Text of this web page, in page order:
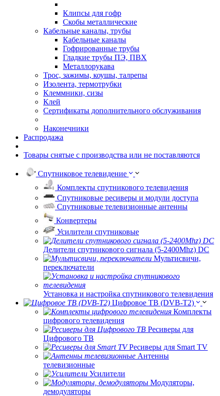
Клипсы для гофр
Скобы металлические
Кабельные каналы, трубы
Кабельные каналы
Гофрированные трубы
Гладкие трубы ПЭ, ПВХ
Металлорукава
Трос, зажимы, коушы, талрепы
Изолента, термотрубки
Клеммники, сизы
Клей
Сертификаты дополнительного обслуживания
Наконечники
Распродажа
Товары снятые с производства или не поставляются
Спутниковое телевидение
Комплекты спутникового телевидения
Спутниковые ресиверы и модули доступа
Спутниковые телевизионные антенны
Конвертеры
Усилители спутниковые
Делители спутникового сигнала (5-2400Mhz) DC
Мультисвичи,
переключатели
Установка и настройка спутникового телевидения
Цифровое ТВ (DVB-T2)
Комплекты
цифрового телевидения
Ресиверы для
Цифрового ТВ
Ресиверы для Smart TV
Антенны
телевизионные
Усилители
Модуляторы,
демодуляторы